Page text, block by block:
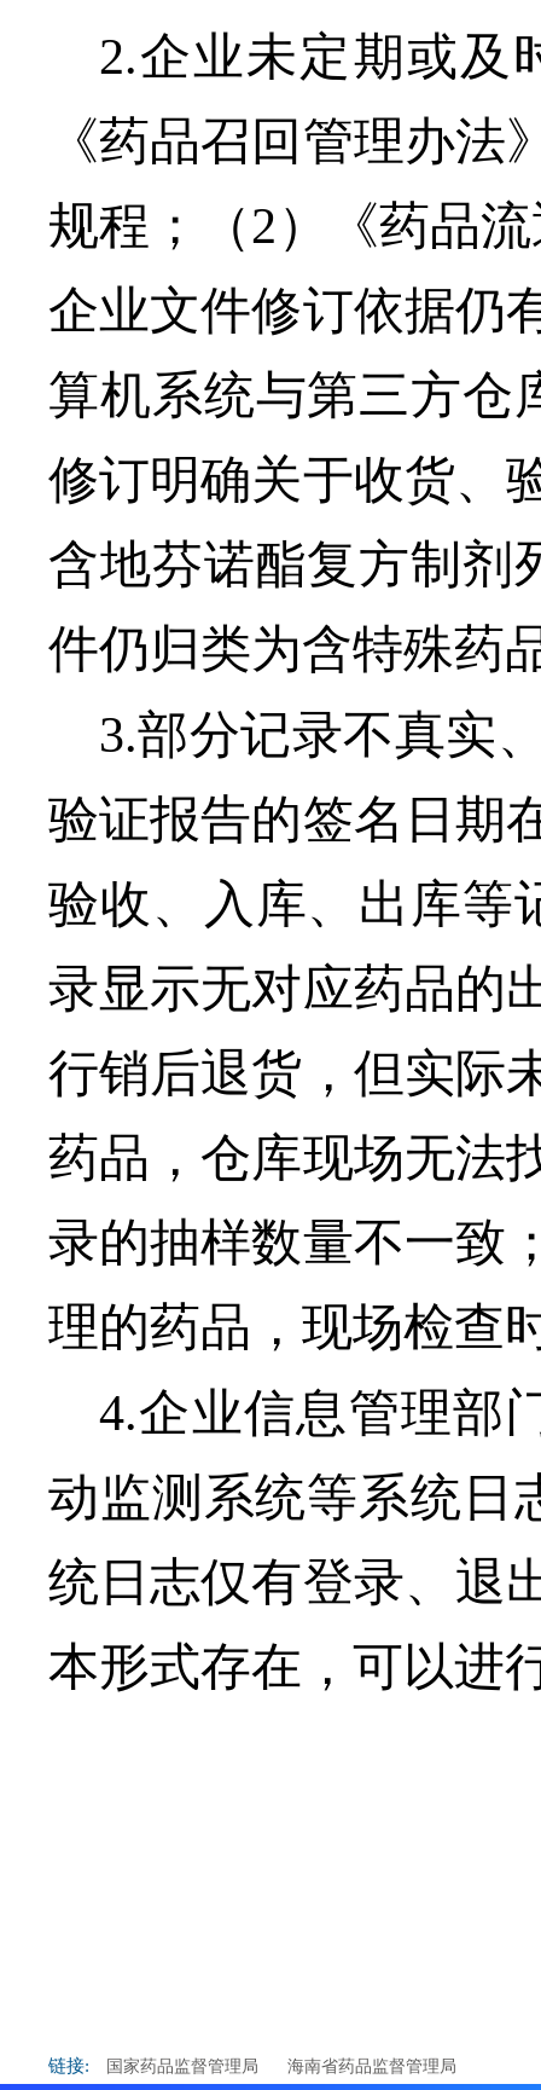
2.企业未定期或及
《药品召回管理办法
规程；（2）《药品
企业文件修订依据仍
算机系统与第三方仓
修订明确关于收货、
含地芬诺酯复方制剂
件仍归类为含特殊药
3.部分记录不真实
验证报告的签名日期
验收、入库、出库等
录显示无对应药品的
行销后退货，但实际
药品，仓库现场无法
录的抽样数量不一致
理的药品，现场检查
4.企业信息管理部
动监测系统等系统 日
统日志仅有登录、退
本形式存在，可以进
链接: 国家药品监督管理局 海南省药品监督管理局